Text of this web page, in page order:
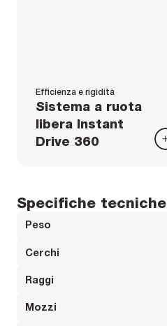
Efficienza e rigidità
Sistema a ruota
libera Instant
Drive 360
Specifiche tecniche
Peso
Cerchi
Raggi
Mozzi